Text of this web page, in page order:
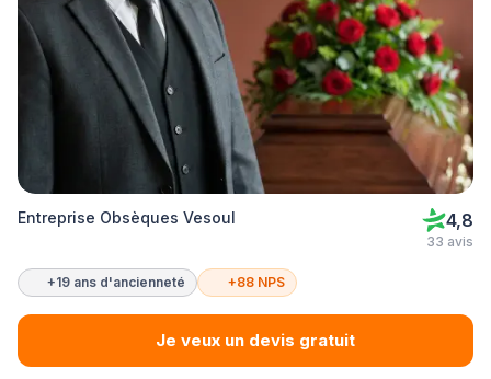
Entreprise Obsèques Vesoul 4,8
33 avis
+19 ans d'ancienneté +88 NPS
Je veux un devis gratuit